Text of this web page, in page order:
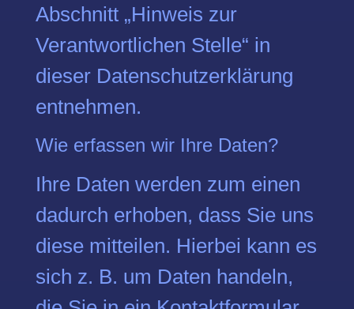
Abschnitt „Hinweis zur
Verantwortlichen Stelle“ in
dieser Datenschutzerklärung
entnehmen.
Wie erfassen wir Ihre Daten?
Ihre Daten werden zum einen
dadurch erhoben, dass Sie uns
diese mitteilen. Hierbei kann es
sich z. B. um Daten handeln,